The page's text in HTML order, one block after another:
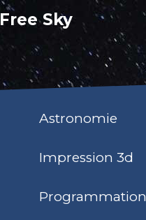
Free Sky
Astronomie
Impression 3d
Programmation